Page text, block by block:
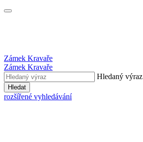
Zámek Kravaře
Zámek Kravaře
Hledaný výraz
Hledat
rozšířené vyhledávání